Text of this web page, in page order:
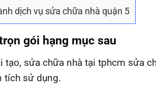
dịch vụ sửa chữa nhà quận 5
gói hạng mục sau
sửa chữa nhà tại tphcm sửa
tích sử dụng.